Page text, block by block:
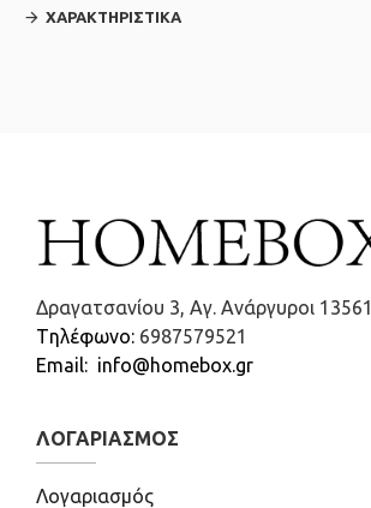
ΧΑΡΑΚΤΗΡΙΣΤΙΚΆ
Δραγατσανίου 3, Αγ. Ανάργυροι 13561
Tηλέφωνο: 6987579521
Email: info@homebox.gr
ΛΟΓΑΡΙΑΣΜΌΣ
Λογαριασμός